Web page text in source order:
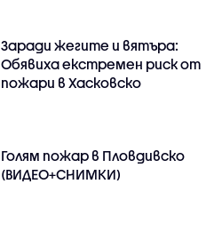
Заради жегите и вятъра:
Обявиха екстремен риск от
пожари в Хасковско
Голям пожар в Пловдивско
(ВИДЕО+СНИМКИ)